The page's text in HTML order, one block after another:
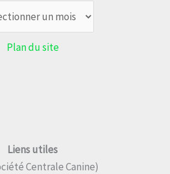
Plan du site
Liens utiles
Centrale Canine)